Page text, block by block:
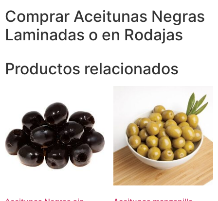
Comprar Aceitunas Negras
Laminadas o en Rodajas
Productos relacionados